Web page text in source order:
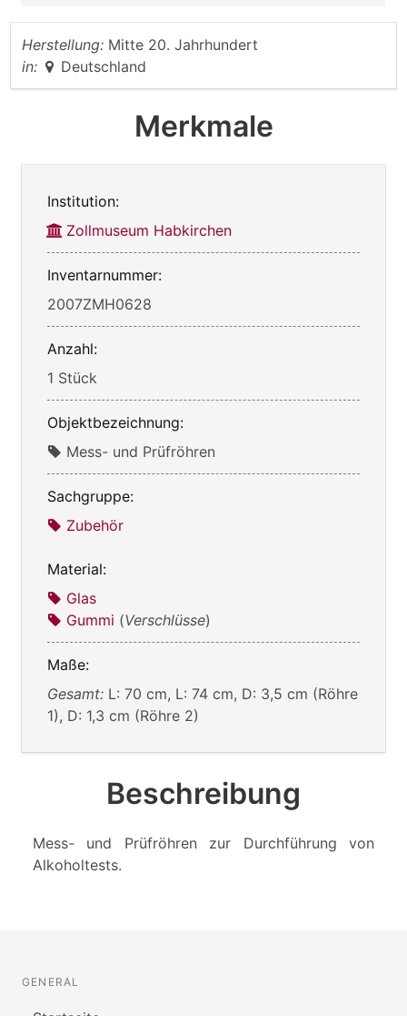
Herstellung: Mitte 20. Jahrhundert
in:
Deutschland
Merkmale
Institution:
Zollmuseum Habkirchen
Inventarnummer:
2007ZMH0628
Anzahl:
1 Stück
Objektbezeichnung:
Mess- und Prüfröhren
Sachgruppe:
Zubehör
Material:
Glas
Gummi (Verschlüsse)
Maße:
Gesamt: L: 70 cm, L: 74 cm, D: 3,5 cm (Röhre
1), D: 1,3 cm (Röhre 2)
Beschreibung
Mess- und Prüfröhren zur Durchführung von
Alkoholtests.
GENERAL